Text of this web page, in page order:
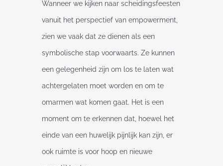
Wanneer we kijken naar scheidingsfeesten
vanuit het perspectief van empowerment,
zien we vaak dat ze dienen als een
symbolische stap voorwaarts. Ze kunnen
een gelegenheid zijn om los te laten wat
achtergelaten moet worden en om te
omarmen wat komen gaat. Het is een
moment om te erkennen dat, hoewel het
einde van een huwelijk pijnlijk kan zijn, er
ook ruimte is voor hoop en nieuwe